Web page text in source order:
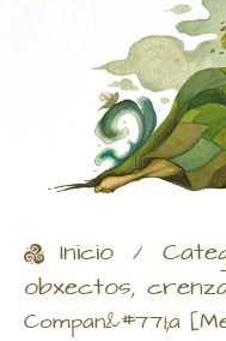
Inicio /
obxectos,
Compan&#771;a